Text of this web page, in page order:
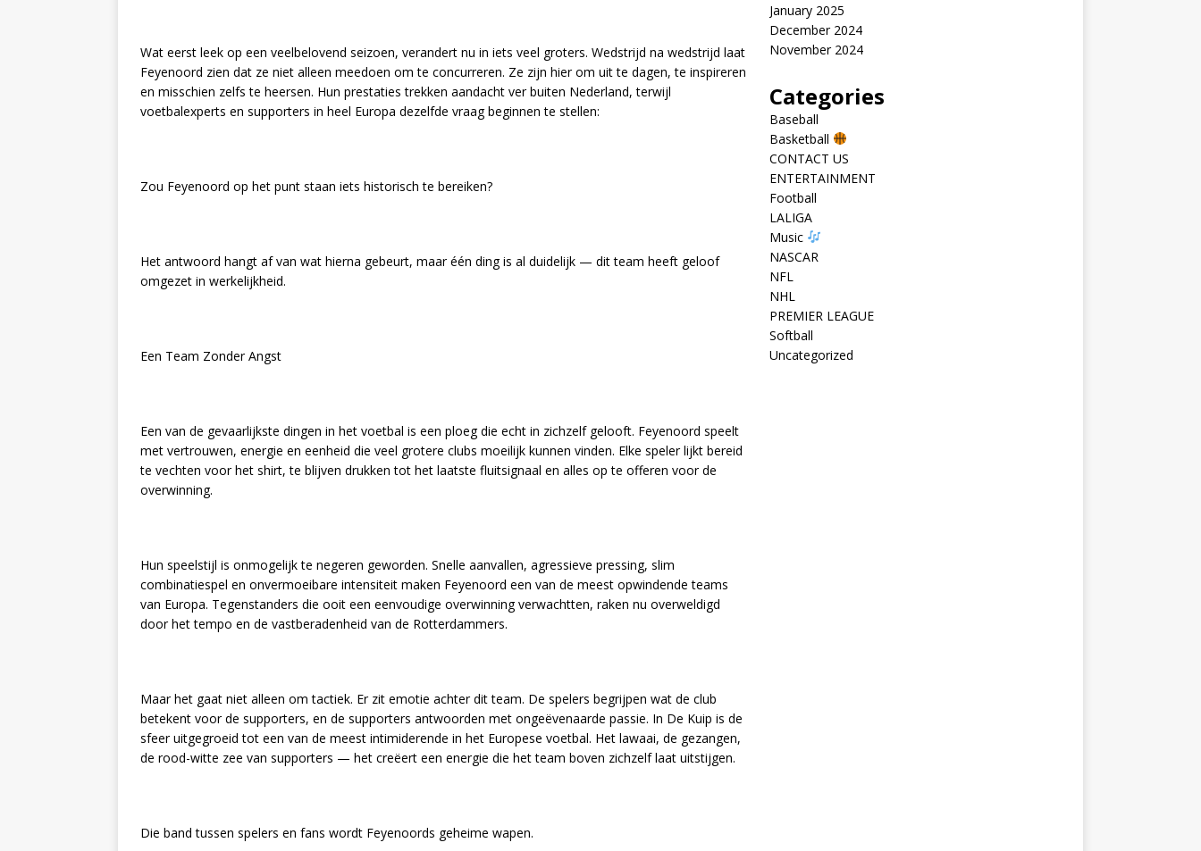
Wat eerst leek op een veelbelovend seizoen, verandert nu in iets veel groters. Wedstrijd na wedstrijd laat
Feyenoord zien dat ze niet alleen meedoen om te concurreren. Ze zijn hier om uit te dagen, te inspireren
en misschien zelfs te heersen. Hun prestaties trekken aandacht ver buiten Nederland, terwijl
voetbalexperts en supporters in heel Europa dezelfde vraag beginnen te stellen:
Zou Feyenoord op het punt staan iets historisch te bereiken?
Het antwoord hangt af van wat hierna gebeurt, maar één ding is al duidelijk — dit team heeft geloof
omgezet in werkelijkheid.
Een Team Zonder Angst
Een van de gevaarlijkste dingen in het voetbal is een ploeg die echt in zichzelf gelooft. Feyenoord speelt
met vertrouwen, energie en eenheid die veel grotere clubs moeilijk kunnen vinden. Elke speler lijkt bereid
te vechten voor het shirt, te blijven drukken tot het laatste fluitsignaal en alles op te offeren voor de
overwinning.
Hun speelstijl is onmogelijk te negeren geworden. Snelle aanvallen, agressieve pressing, slim
combinatiespel en onvermoeibare intensiteit maken Feyenoord een van de meest opwindende teams
van Europa. Tegenstanders die ooit een eenvoudige overwinning verwachtten, raken nu overweldigd
door het tempo en de vastberadenheid van de Rotterdammers.
Maar het gaat niet alleen om tactiek. Er zit emotie achter dit team. De spelers begrijpen wat de club
betekent voor de supporters, en de supporters antwoorden met ongeëvenaarde passie. In De Kuip is de
sfeer uitgegroeid tot een van de meest intimiderende in het Europese voetbal. Het lawaai, de gezangen,
de rood-witte zee van supporters — het creëert een energie die het team boven zichzelf laat uitstijgen.
Die band tussen spelers en fans wordt Feyenoords geheime wapen.
January 2025
December 2024
November 2024
Categories
Baseball
Basketball
CONTACT US
ENTERTAINMENT
Football
LALIGA
Music
NASCAR
NFL
NHL
PREMIER LEAGUE
Softball
Uncategorized